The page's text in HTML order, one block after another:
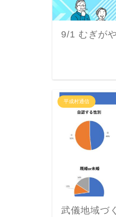
9/1 むぎが
平成村通信
武儀地域づ